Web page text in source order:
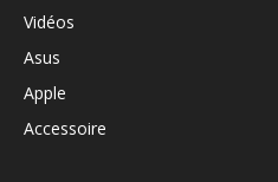
Vidéos
Asus
Apple
Accessoire